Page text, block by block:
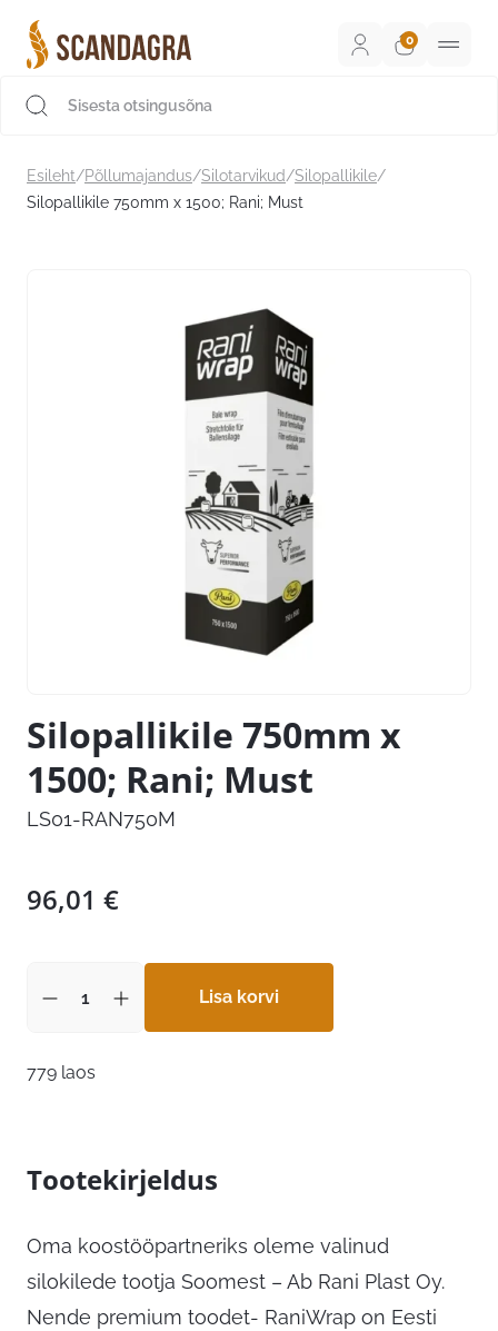
sisu
juurde
Esileht/Põllumajandus/Silotarvikud/Silopallikile/
Silopallikile 750mm x 1500; Rani; Must
Silopallikile 750mm x
1500; Rani; Must
LS01-RAN750M
96,01 €
Lisa korvi
779 laos
Tootekirjeldus
Oma koostööpartneriks oleme valinud
silokilede tootja Soomest – Ab Rani Plast Oy.
Nende premium toodet- RaniWrap on Eesti